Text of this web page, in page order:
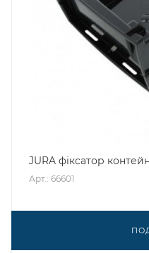
JURA фіксатор
Арт.: 66601